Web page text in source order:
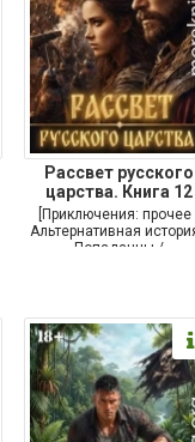
Рассвет русского
царства. Книга 12
[Приключения: прочее
Альтернативная
Попаданцы /